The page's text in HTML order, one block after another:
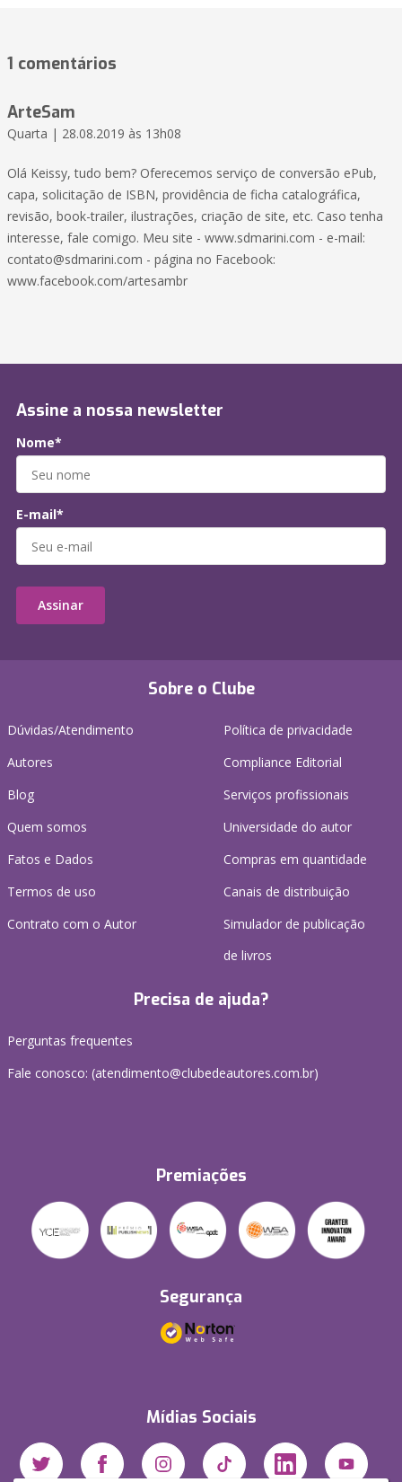
1 comentários
ArteSam
Quarta | 28.08.2019 às 13h08
Olá Keissy, tudo bem? Oferecemos serviço de conversão ePub,
capa, solicitação de ISBN, providência de ficha catalográfica,
revisão, book-trailer, ilustrações, criação de site, etc. Caso tenha
interesse, fale comigo. Meu site - www.sdmarini.com - e-mail:
contato@sdmarini.com - página no Facebook:
www.facebook.com/artesambr
Sobre o Clube
Dúvidas/Atendimento
Autores
Blog
Quem somos
Fatos e Dados
Termos de uso
Contrato com o Autor
Política de privacidade
Compliance Editorial
Serviços profissionais
Universidade do autor
Compras em quantidade
Canais de distribuição
Simulador de publicação
de livros
Precisa de ajuda?
Perguntas frequentes
Fale conosco: (atendimento@clubedeautores.com.br)
Premiações
Segurança
Mídias Sociais
Assine a nossa newsletter
Nome*
E-mail*
Assinar